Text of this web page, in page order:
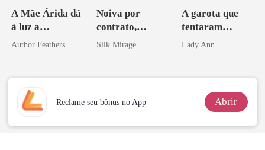
A Mãe Árida dá
à luz a
Sextuplos ao
Author Feathers
Noiva por
contrato,
obsessão eterna
Silk Mirage
A garota que
tentaram
apagar
Lady Ann
Reclame seu bônus no App Abrir